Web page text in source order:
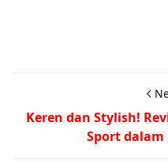
Keren dan Stylish!
Sport